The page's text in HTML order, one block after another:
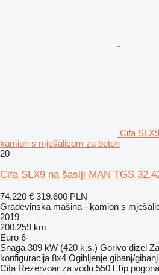
Cifa
kamion s mješalicom za beton
20
Cifa SLX9 na šasiji MAN TGS
74.220 € 319.600 PLN
Građevinska mašina - kamion s
2019
200.259 km
Euro 6
Snaga 309 kW (420 k.s.) Gorivo dizel
konfiguracija 8x4 Ogibljenje gibanj/gibanj
Cifa Rezervoar za vodu 550 l Tip pogona